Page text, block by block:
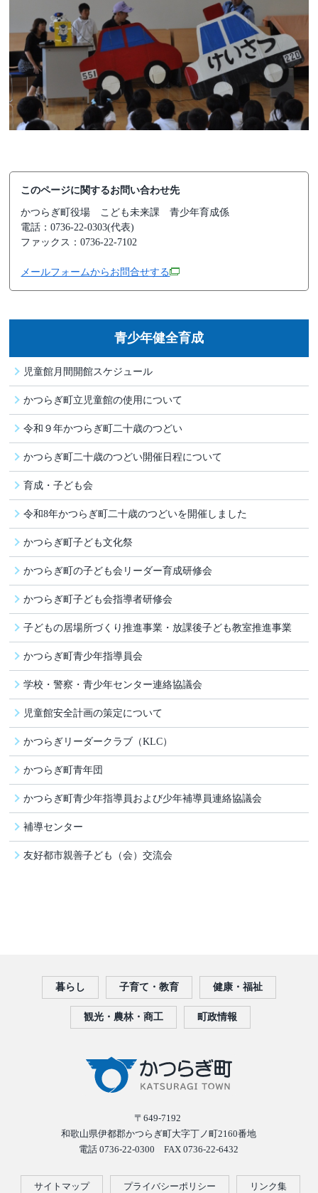
このページに関するお問い合わせ先
かつらぎ町役場 こども未来課 青少年育成係
電話：0736-22-0303(代表)
ファックス：0736-22-7102
メールフォームからお問合せする
青少年健全育成
児童館月間開館スケジュール
かつらぎ町立児童館の使用について
令和９年かつらぎ町二十歳のつどい
かつらぎ町二十歳のつどい開催日程について
育成・子ども会
令和8年かつらぎ町二十歳のつどいを開催しました
かつらぎ町子ども文化祭
かつらぎ町の子ども会リーダー育成研修会
かつらぎ町子ども会指導者研修会
子どもの居場所づくり推進事業・放課後子ども教室推進事業
かつらぎ町青少年指導員会
学校・警察・青少年センター連絡協議会
児童館安全計画の策定について
かつらぎリーダークラブ（KLC）
かつらぎ町青年団
かつらぎ町青少年指導員および少年補導員連絡協議会
補導センター
友好都市親善子ども（会）交流会
暮らし 子育て・教育 健康・福祉
観光・農林・商工 町政情報
〒649-7192
和歌山県伊都郡かつらぎ町大字丁ノ町2160番地
電話 0736-22-0300 FAX 0736-22-6432
サイトマップ プライバシーポリシー リンク集